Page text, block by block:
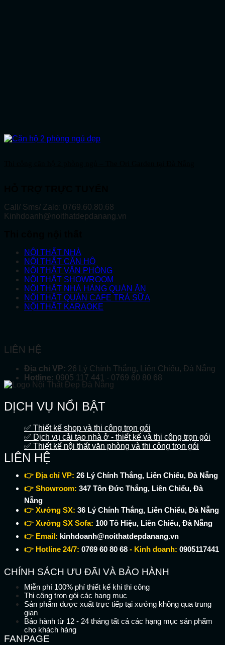
Call/ Sms/ Zalo: 0769.60.80.68
Kinhdoanh@noithatdepdanang.vn
NỘI THẤT NHÀ
NỘI THẤT CĂN HỘ
NỘI THẤT VĂN PHÒNG
NỘI THẤT SHOWROOM
NỘI THẤT NHÀ HÀNG QUÁN ĂN
NỘI THẤT QUÁN CAFE TRÀ SỮA
NỘI THẤT KARAOKE
LIÊN HỆ
Địa chỉ VP: 26 Lý Chính Thắng, Liên Chiểu, Đà Nẵng
Hotline: 0905 117 441 - 0769 60 80 68
DỊCH VỤ NỔI BẬT
✅ Thiết kế shop và thi công trọn gói
✅ Dịch vụ cải tạo nhà ở - thiết kế và thi công trọn gói
✅ Thiết kế nội thất văn phòng và thi công trọn gói
LIÊN HỆ
👉 Địa chỉ VP: 26 Lý Chính Thắng, Liên Chiểu, Đà Nẵng
👉 Showroom: 347 Tôn Đức Thắng, Liên Chiểu, Đà
Nẵng
👉 Xưởng SX: 36 Lý Chính Thắng, Liên Chiểu, Đà Nẵng
👉 Xưởng SX Sofa: 100 Tô Hiệu, Liên Chiểu, Đà Nẵng
👉 Email: kinhdoanh@noithatdepdanang.vn
👉 Hotline 24/7: 0769 60 80 68 - Kinh doanh: 0905117441
CHÍNH SÁCH ƯU ĐÃI VÀ BẢO HÀNH
Miễn phí 100% phí thiết kế khi thi công
Thi công trọn gói các hạng mục
Sản phẩm được xuất trực tiếp tại xưởng không qua trung
gian
Bảo hành từ 12 - 24 tháng tất cả các hạng mục sản phẩm
cho khách hàng
FANPAGE